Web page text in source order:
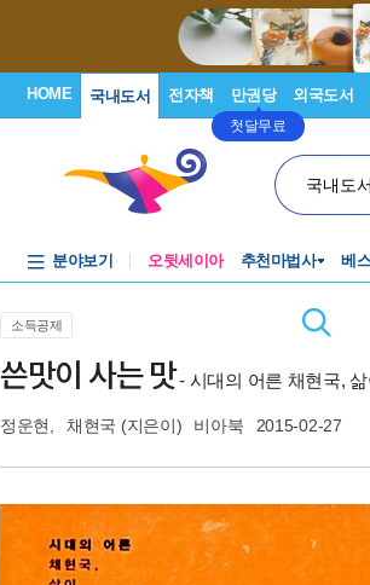
HOME 국내도서 전자책 만권당
첫달무료
외국도서
국내도
분야보기 오뒷세이아 추천마법사 베
소득공제
쓴맛이 사는 맛- 시대의 어른 채현국,
정운현 채현국 (지은이) 비아북 2015-02-27